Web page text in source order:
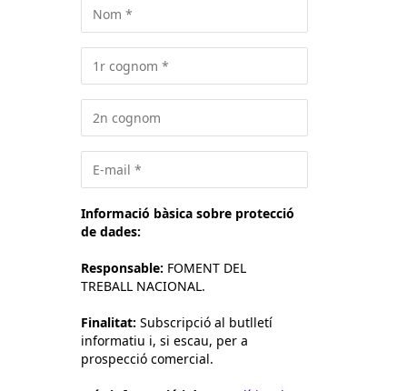
Informació bàsica sobre protecció
de dades:
Responsable: FOMENT DEL
TREBALL NACIONAL.
Finalitat: Subscripció al butlletí
informatiu i, si escau, per a
prospecció comercial.